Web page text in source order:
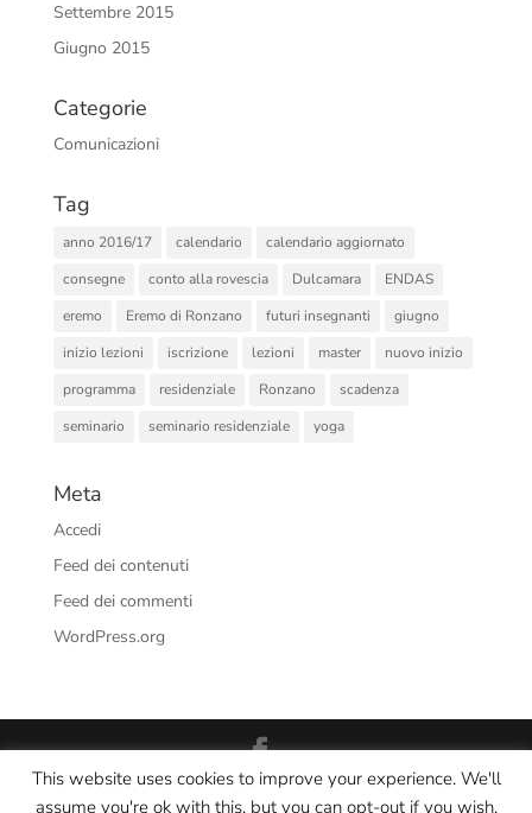
Settembre 2015
Giugno 2015
Categorie
Comunicazioni
Tag
anno 2016/17 calendario
calendario aggiornato
consegne
conto alla rovescia Dulcamara
ENDAS
eremo
Eremo di Ronzano futuri insegnanti
giugno
inizio lezioni
iscrizione lezioni master
nuovo inizio
programma
residenziale Ronzano
scadenza
seminario
seminario residenziale yoga
Meta
Accedi
Feed dei contenuti
Feed dei commenti
WordPress.org
Interno Yoga Srl Società Sportiva Dilettantistica - CF/PI:
This website uses cookies to improve your experience. We'll
assume you're ok with this, but you can opt-out if you wish.